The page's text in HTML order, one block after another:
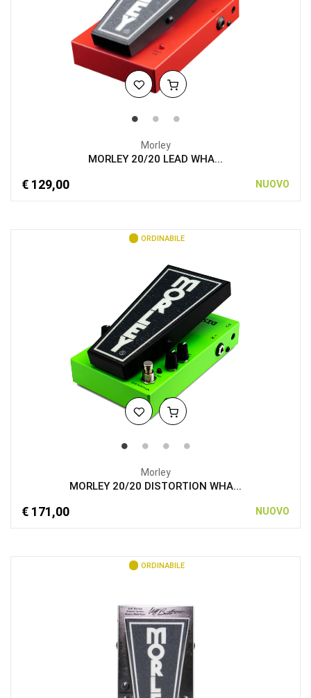
Morley
MORLEY 20/20 LEAD WHA...
€ 129,00 NUOVO
ORDINABILE
Morley
MORLEY 20/20 DISTORTION WHA...
€ 171,00 NUOVO
ORDINABILE